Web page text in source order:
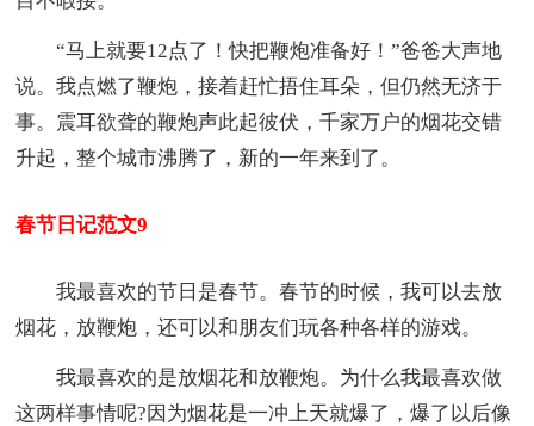
“马上就要12点了！快把鞭炮准备好！”爸爸大声地
说。我点燃了鞭炮，接着赶忙捂住耳朵，但仍然无济于
事。震耳欲聋的鞭炮声此起彼伏，千家万户的烟花交错
升起，整个城市沸腾了，新的一年来到了。
春节日记范文9
我最喜欢的节日是春节。春节的时候，我可以去放
烟花，放鞭炮，还可以和朋友们玩各种各样的游戏。
我最喜欢的是放烟花和放鞭炮。为什么我最喜欢做
这两样事情呢?因为烟花是一冲上天就爆了，爆了以后像